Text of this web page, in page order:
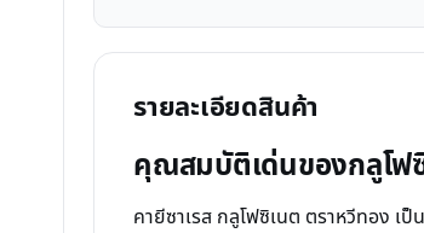
รายละเอียดสินค้า
คุณสมบัติเด่นของกลูโฟ
คายีซาเรส กลูโฟซิเนต ตราหวีทอง